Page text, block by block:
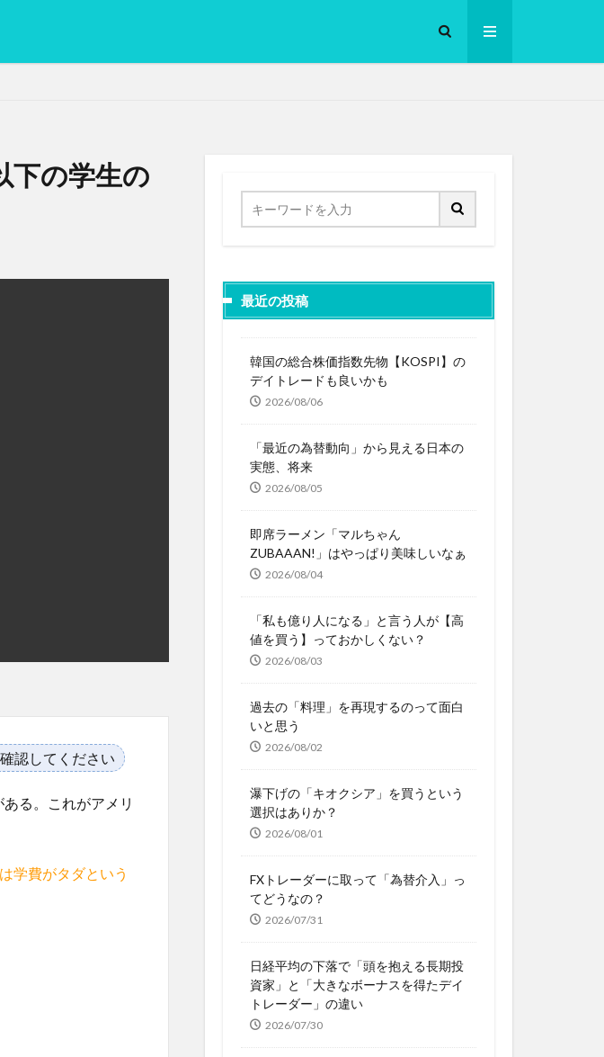
下の学生の
認してください
る。これがアメリ
学費がタダという
最近の投稿
韓国の総合株価指数先物【KOSPI】の
デイトレードも良いかも
2026/08/06
「最近の為替動向」から見える日本の
実態、将来
2026/08/05
即席ラーメン「マルちゃん
ZUBAAAN!」はやっぱり美味しいなぁ
2026/08/04
「私も億り人になる」と言う人が【高
値を買う】っておかしくない？
2026/08/03
過去の「料理」を再現するのって面白
いと思う
2026/08/02
瀑下げの「キオクシア」を買うという
選択はありか？
2026/08/01
FXトレーダーに取って「為替介入」っ
てどうなの？
2026/07/31
日経平均の下落で「頭を抱える長期投
資家」と「大きなボーナスを得たデイ
トレーダー」の違い
2026/07/30
ヨーグルト
低温調理・スロークッカー